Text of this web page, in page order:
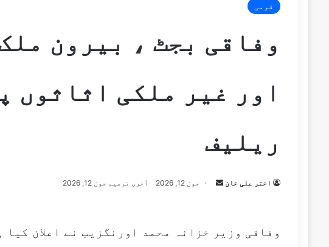
قومی
وفاقی بجٹ ، بیرون
اور غیر ملکی اثاثوں
ریلیف
اختر علی خان
Send جون 12, 2026 آخری ترمیم جون 12, 2026
وفاقی وزیر خزانہ محمد اورنگزیب نے اعلان